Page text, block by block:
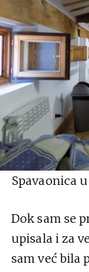
Spavaonica
Dok sam se
upisala i za
sam već bila